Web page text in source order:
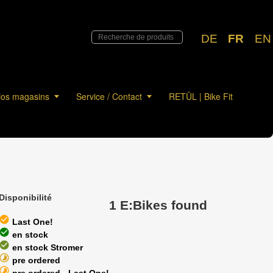
DE FR EN
magasins Service / Contact RETÜL | Bike Fit
Disponibilité
check_circle Last One!
check_circle en stock
check_circle en stock Stromer
timelapse pre ordered
timelapse
1 E:Bikes found